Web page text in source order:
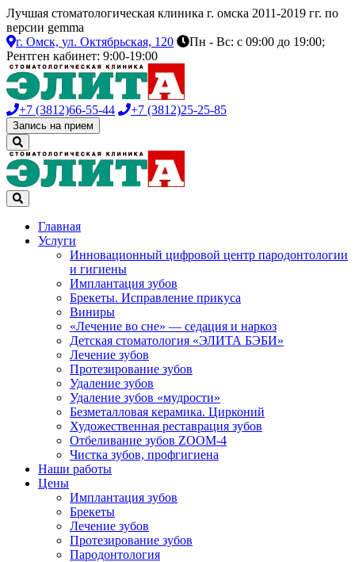
Лучшая стоматологическая клиника г. омска 2011-2019 гг. по
версии gemma
г. Омск, ул. Октябрьская, 120
Пн - Вс: с 09:00 до 19:00;
Рентген кабинет: 9:00-19:00
+7 (3812)66-55-44 +7 (3812)25-25-85
Запись на прием
Главная
Услуги
Инновационный цифровой центр пародонтологии
и гигиены
Имплантация зубов
Брекеты. Исправление прикуса
Виниры
«Лечение во сне» — седация и наркоз
Детская стоматология «ЭЛИТА БЭБИ»
Лечение зубов
Протезирование зубов
Удаление зубов
Удаление зубов «мудрости»
Безметалловая керамика. Цирконий
Художественная реставрация зубов
Отбеливание зубов ZOOM-4
Чистка зубов, профгигиена
Наши работы
Цены
Имплантация зубов
Брекеты
Лечение зубов
Протезирование зубов
Пародонтология